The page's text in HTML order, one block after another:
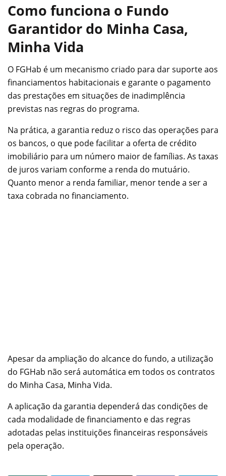
Como funciona o Fundo
Garantidor do Minha Casa,
Minha Vida
O FGHab é um mecanismo criado para dar suporte aos
financiamentos habitacionais e garante o pagamento
das prestações em situações de inadimplência
previstas nas regras do programa.
Na prática, a garantia reduz o risco das operações para
os bancos, o que pode facilitar a oferta de crédito
imobiliário para um número maior de famílias. As taxas
de juros variam conforme a renda do mutuário.
Quanto menor a renda familiar, menor tende a ser a
taxa cobrada no financiamento.
Apesar da ampliação do alcance do fundo, a utilização
do FGHab não será automática em todos os contratos
do Minha Casa, Minha Vida.
A aplicação da garantia dependerá das condições de
cada modalidade de financiamento e das regras
adotadas pelas instituições financeiras responsáveis
pela operação.